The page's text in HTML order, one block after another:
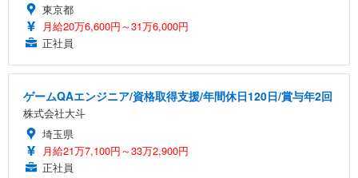
東京都
月給20万6,600円～31万6,000円
正社員
ゲームQAエンジニア/資格取得支援/年間休日120日/賞与年2回
株式会社大斗
埼玉県
月給21万7,100円～33万2,900円
正社員